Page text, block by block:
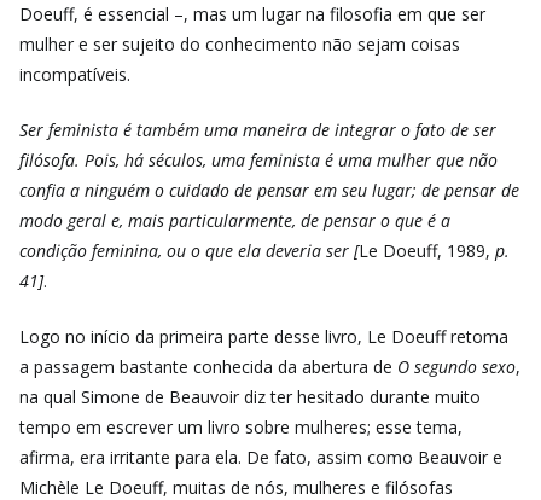
Doeuff, é essencial –, mas um lugar na filosofia em que ser
mulher e ser sujeito do conhecimento não sejam coisas
incompatíveis.
Ser feminista é também uma maneira de integrar o fato de ser
filósofa. Pois, há séculos, uma feminista é uma mulher que não
confia a ninguém o cuidado de pensar em seu lugar; de pensar de
modo geral e, mais particularmente, de pensar o que é a
condição feminina, ou o que ela deveria ser [Le Doeuff, 1989, p.
41].
Logo no início da primeira parte desse livro, Le Doeuff retoma
a passagem bastante conhecida da abertura de O segundo sexo,
na qual Simone de Beauvoir diz ter hesitado durante muito
tempo em escrever um livro sobre mulheres; esse tema,
afirma, era irritante para ela. De fato, assim como Beauvoir e
Michèle Le Doeuff, muitas de nós, mulheres e filósofas